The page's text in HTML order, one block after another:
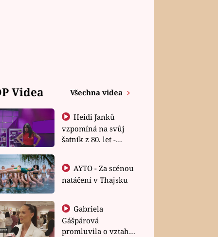
Videa Všechna videa
Heidi Janků
vzpomíná na svůj
šatník z 80. let -
natáčení v Thajsku
Gabriela
Gášpárová
promluvila o vztahu